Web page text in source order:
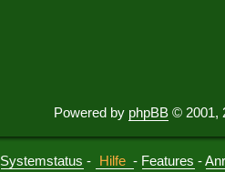
Powered by phpBB © 2001,
Systemstatus - Hilfe - Features -